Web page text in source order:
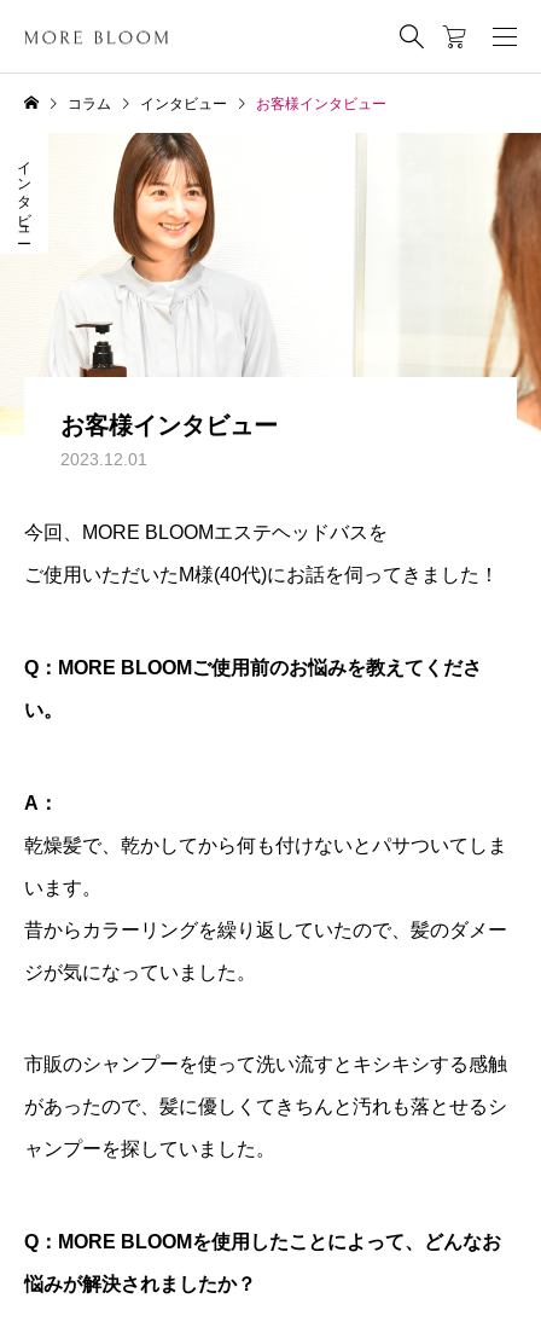
コラム インタビュー お客様インタビュー
インタビュー
お客様インタビュー
2023.12.01
今回、MORE BLOOMエステヘッドバスを
ご使用いただいたM様(40代)にお話を伺ってきました！
Q： MORE BLOOMご使用前のお悩みを教えてくださ
い。
A：
乾燥髪で、乾かしてから何も付けないとパサついてしま
います。
昔からカラーリングを繰り返していたので、髪のダメー
ジが気になっていました。
市販のシャンプーを使って洗い流すとキシキシする感触
があったので、髪に優しくてきちんと汚れも落とせるシ
ャンプーを探していました。
Q： MORE BLOOMを使用したことによって、どんなお
悩みが解決されましたか？